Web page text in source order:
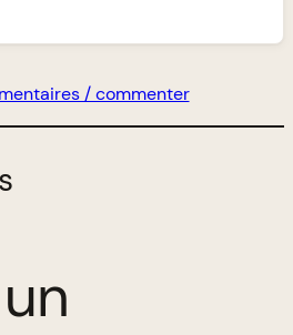
/ commenter